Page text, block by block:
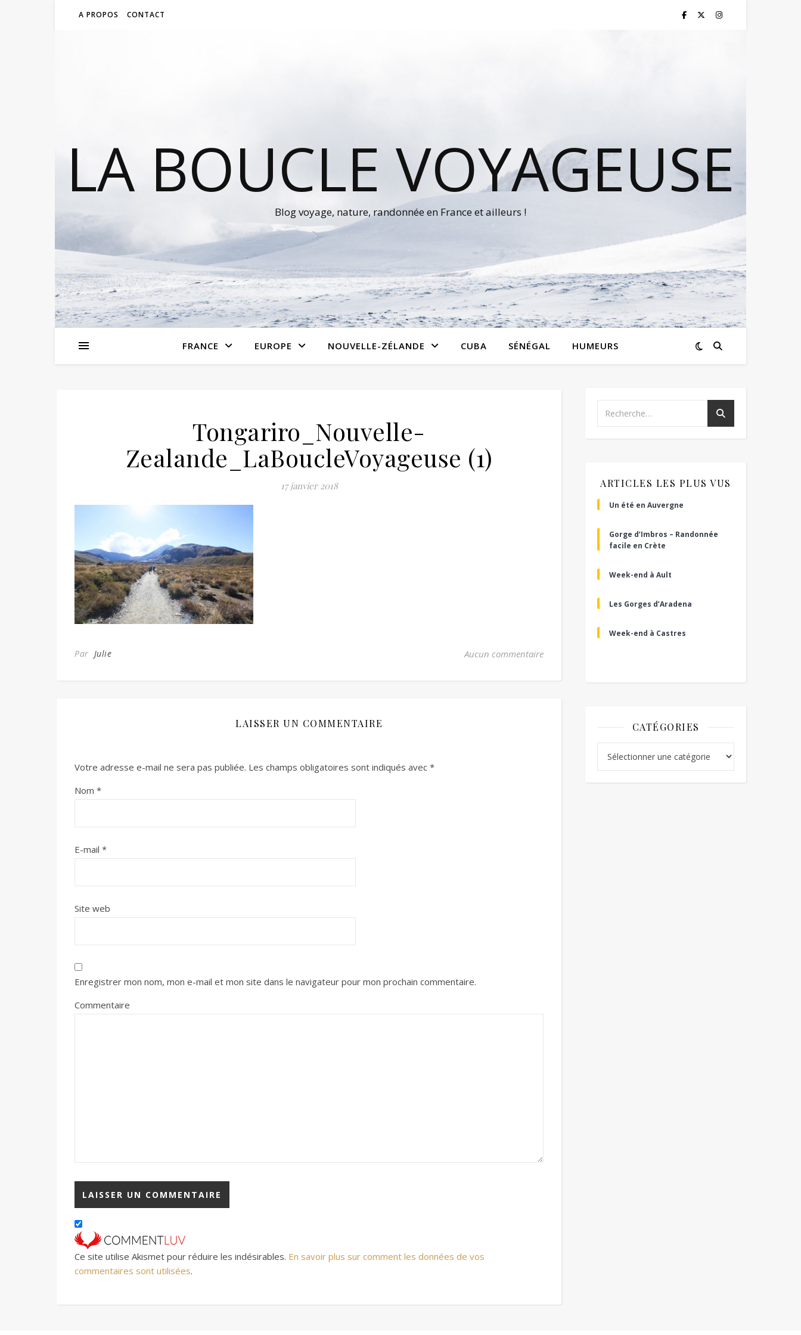
A PROPOS CONTACT
LA BOUCLE VOYAGEUSE
Blog voyage, nature, randonnée en France et ailleurs !
FRANCE EUROPE NOUVELLE-ZÉLANDE CUBA SÉNÉGAL HUMEURS
Tongariro_Nouvelle-
Zealande_LaBoucleVoyageuse (1)
17 janvier 2018
Par Julie Aucun commentaire
LAISSER UN COMMENTAIRE
Votre adresse e-mail ne sera pas publiée. Les champs obligatoires sont indiqués avec *
Nom *
E-mail *
Site web
Enregistrer mon nom, mon e-mail et mon site dans le navigateur pour mon prochain commentaire.
Commentaire
Ce site utilise Akismet pour réduire les indésirables. En savoir plus sur comment les données de vos
commentaires sont utilisées.
ARTICLES LES PLUS VUS
Un été en Auvergne
Gorge d’Imbros – Randonnée
facile en Crète
Week-end à Ault
Les Gorges d’Aradena
Week-end à Castres
CATÉGORIES